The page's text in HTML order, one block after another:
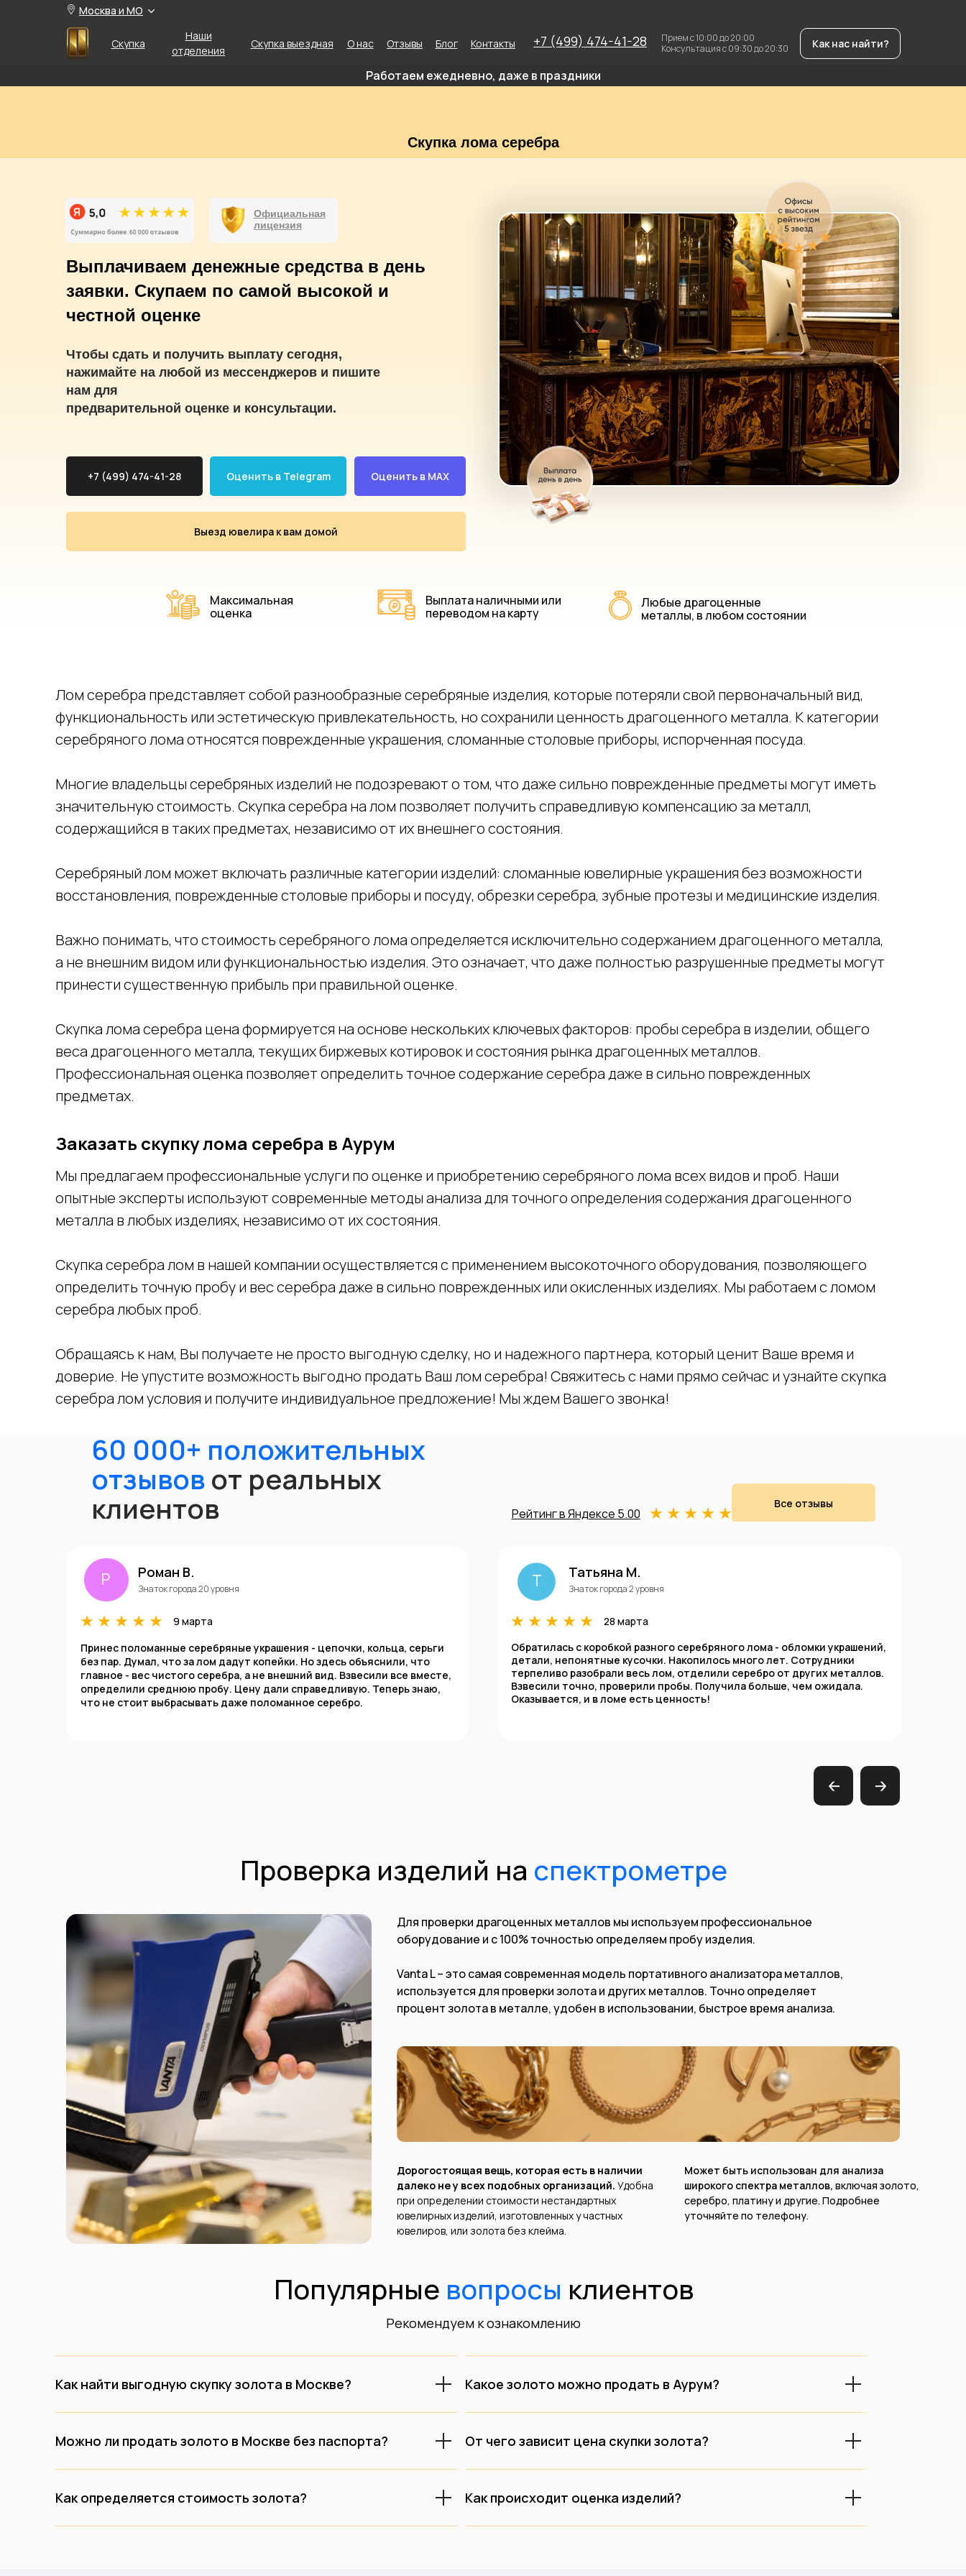
Москва и МО
Скупка
Наши
отделения
Скупка выездная О нас Отзывы Блог Контакты
Прием с 10:00 до 20:00
Консультация с 09:30 до 20:30
Как нас найти?
+7 (499) 474-41-28
Работаем ежедневно, даже в праздники
Скупка лома серебра
Выплачиваем денежные средства в день
заявки. Скупаем по самой высокой и
честной оценке
Чтобы сдать и получить выплату сегодня,
нажимайте на любой из мессенджеров и пишите
нам для
предварительной оценке и консультации.
Официальная
лицензия
Максимальная
оценка
Выплата наличными или
переводом на карту
Выезд ювелира к вам домой
Оценить в Telegram
+7 (499) 474-41-28 Оценить в MAX
Любые драгоценные
металлы, в любом состоянии
Лом серебра представляет собой разнообразные серебряные изделия, которые потеряли свой первоначальный вид,
функциональность или эстетическую привлекательность, но сохранили ценность драгоценного металла. К категории
серебряного лома относятся поврежденные украшения, сломанные столовые приборы, испорченная посуда.
Многие владельцы серебряных изделий не подозревают о том, что даже сильно поврежденные предметы могут иметь
значительную стоимость. Скупка серебра на лом позволяет получить справедливую компенсацию за металл,
содержащийся в таких предметах, независимо от их внешнего состояния.
Серебряный лом может включать различные категории изделий: сломанные ювелирные украшения без возможности
восстановления, поврежденные столовые приборы и посуду, обрезки серебра, зубные протезы и медицинские изделия.
Важно понимать, что стоимость серебряного лома определяется исключительно содержанием драгоценного металла,
а не внешним видом или функциональностью изделия. Это означает, что даже полностью разрушенные предметы могут
принести существенную прибыль при правильной оценке.
Скупка лома серебра цена формируется на основе нескольких ключевых факторов: пробы серебра в изделии, общего
веса драгоценного металла, текущих биржевых котировок и состояния рынка драгоценных металлов.
Профессиональная оценка позволяет определить точное содержание серебра даже в сильно поврежденных
предметах.
Заказать скупку лома серебра в Аурум
Мы предлагаем профессиональные услуги по оценке и приобретению серебряного лома всех видов и проб. Наши
опытные эксперты используют современные методы анализа для точного определения содержания драгоценного
металла в любых изделиях, независимо от их состояния.
Скупка серебра лом в нашей компании осуществляется с применением высокоточного оборудования, позволяющего
определить точную пробу и вес серебра даже в сильно поврежденных или окисленных изделиях. Мы работаем с ломом
серебра любых проб.
Обращаясь к нам, Вы получаете не просто выгодную сделку, но и надежного партнера, который ценит Ваше время и
доверие. Не упустите возможность выгодно продать Ваш лом серебра! Свяжитесь с нами прямо сейчас и узнайте скупка
серебра лом условия и получите индивидуальное предложение! Мы ждем Вашего звонка!
60 000+ положительных
отзывов от реальных
клиентов Рейтинг в Яндексе 5.00
Все отзывы
Принес поломанные серебряные украшения - цепочки, кольца, серьги
без пар. Думал, что за лом дадут копейки. Но здесь объяснили, что
главное - вес чистого серебра, а не внешний вид. Взвесили все вместе,
определили среднюю пробу. Цену дали справедливую. Теперь знаю,
что не стоит выбрасывать даже поломанное серебро.
Роман В.
Знаток города 20 уровня
9 марта
Обратилась с коробкой разного серебряного лома - обломки украшений,
детали, непонятные кусочки. Накопилось много лет. Сотрудники
терпеливо разобрали весь лом, отделили серебро от других металлов.
Взвесили точно, проверили пробы. Получила больше, чем ожидала.
Оказывается, и в ломе есть ценность!
Татьяна М.
Знаток города 2 уровня
28 марта
Т
Р
🡠 🡢
Проверка изделий на спектрометре
Для проверки драгоценных металлов мы используем профессиональное
оборудование и с 100% точностью определяем пробу изделия.
Vanta L – это самая современная модель портативного анализатора металлов,
используется для проверки золота и других металлов. Точно определяет
процент золота в металле, удобен в использовании, быстрое время анализа.
Дорогостоящая вещь, которая есть в наличии
далеко не у всех подобных организаций. Удобна
при определении стоимости нестандартных
ювелирных изделий, изготовленных у частных
ювелиров, или золота без клейма.
Может быть использован для анализа
широкого спектра металлов, включая золото,
серебро, платину и другие. Подробнее
уточняйте по телефону.
Популярные вопросы клиентов
Рекомендуем к ознакомлению
Как найти выгодную скупку золота в Москве? Какое золото можно продать в Аурум?
Можно ли продать золото в Москве без паспорта? От чего зависит цена скупки золота?
Как определяется стоимость золота? Как происходит оценка изделий?